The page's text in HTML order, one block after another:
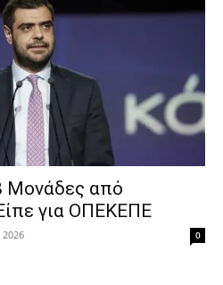
Μονάδες από
για ΟΠΕΚΕΠΕ
2026 0